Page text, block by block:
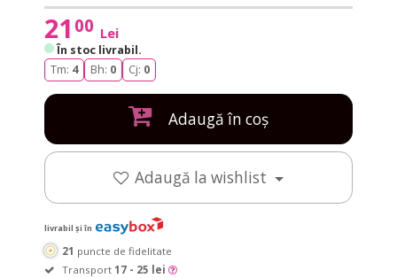
21 00 Lei
În stoc livrabil.
Tm: 4 Bh: 0 Cj: 0
Adaugă în coș
Adaugă la wishlist
livrabil și în
21 puncte de fidelitate
Transport 17 - 25 lei